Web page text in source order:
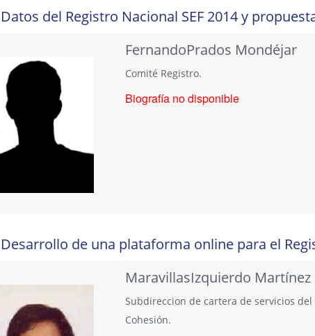
Datos del Registro Nacional SEF 2014 y
FernandoPrados Mondéjar
Comité Registro.
Biografía no disponible
Desarrollo de una plataforma online para el
MaravillasIzquierdo Martínez
Subdireccion de cartera de servicios
Cohesión.